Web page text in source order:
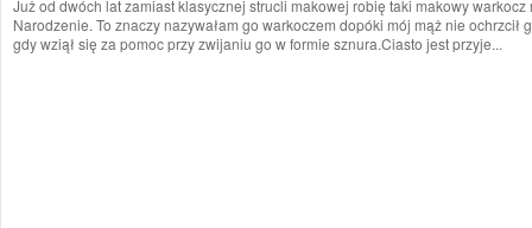
Już od dwóch lat zamiast klasycznej strucli makowej robię taki makowy warkocz
Narodzenie. To znaczy nazywałam go warkoczem dopóki mój mąż nie ochrzcił
gdy wziął się za pomoc przy zwijaniu go w formie sznura.Ciasto jest przyje...